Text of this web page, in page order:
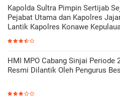
Kapolda Sultra Pimpin Sertijab
Pejabat Utama dan Kapolres
Lantik Kapolres Konawe
HMI MPO Cabang Sinjai Periode
Resmi Dilantik Oleh Pengurus